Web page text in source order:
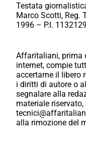
Testata
Marco Scotti, Reg.
1996 – P.I.
Affaritaliani, prima
internet, compie
accertarne il libero
i diritti di autore o
segnalare alla
materiale riservato,
alla rimozione del